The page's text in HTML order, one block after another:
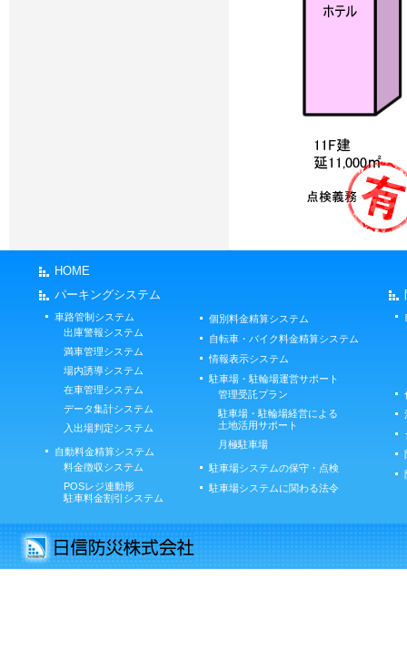
HOME
パーキングシステム
車路管制システム
出庫警報システム
満車管理システム
場内誘導システム
在車管理システム
データ集計システム
入出場判定システム
自動料金精算システム
料金徴収システム
POSレジ連動形
駐車料金割引システム
個別料金精算システム
自転車・バイク料金精算システム
情報表示システム
駐車場・駐輪場運営サポート
管理受託プラン
駐車場・駐輪場経営による
土地活用サポート
月極駐車場
駐車場システムの保守・点検
駐車場システムに関わる法令